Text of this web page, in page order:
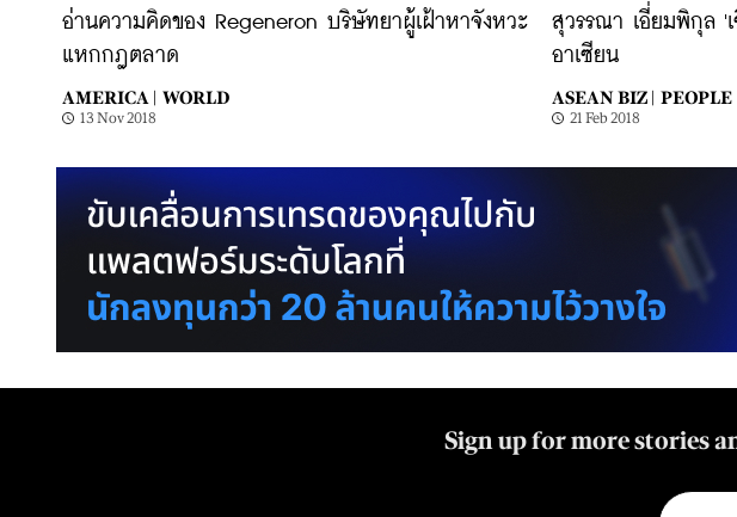
อ่านความคิดของ Regeneron บริษัทยาผู้เฝ้าหาจังหวะ
แหกกฎตลาด
AMERICA | WORLD
13 Nov 2018
สุวรรณา เอี่ยมพิกุล '
อาเซียน
ASEAN BIZ | PEOPLE
21 Feb 2018
Sign up for more stories